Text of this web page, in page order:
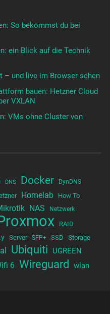
So bekommst du bei
ein Blick auf die Technik
– und live im Browser sehen
bauen: Hetzner Cloud
VXLAN
VMs ohne Cluster von
DNS Docker DynDNS
Homelab How To
NAS Netzwerk
RAID
Server SFP+ SSD Storage
Ubiquiti UGREEN
6 Wireguard wlan